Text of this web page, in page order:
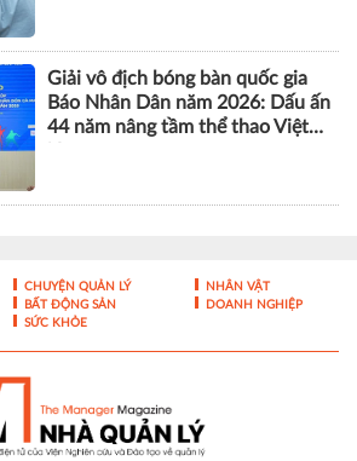
Giải vô địch bóng bàn quốc gia
Báo Nhân Dân năm 2026: Dấu ấn
44 năm nâng tầm thể thao Việt
CHUYỆN QUẢN LÝ
NHÂN VẬT
BẤT ĐỘNG SẢN
DOANH NGHIỆP
SỨC KHỎE